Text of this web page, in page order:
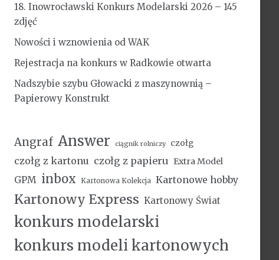
18. Inowrocławski Konkurs Modelarski 2026 – 145
zdjęć
Nowości i wznowienia od WAK
Rejestracja na konkurs w Radkowie otwarta
Nadszybie szybu Głowacki z maszynownią –
Papierowy Konstrukt
Angraf Answer ciągnik rolniczy czołg
czołg z kartonu czołg z papieru Extra Model
GPM inbox Kartonowa Kolekcja Kartonowe hobby
Kartonowy Express Kartonowy Świat
konkurs modelarski
konkurs modeli kartonowych